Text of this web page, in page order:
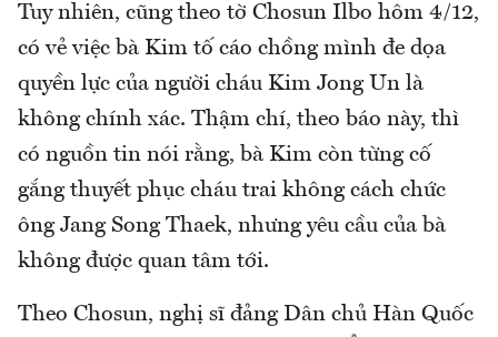
Tuy nhiên, cũng theo tờ Chosun Ilbo hôm 4/12,
có vẻ việc bà Kim tố cáo chồng mình đe dọa
quyền lực của người cháu Kim Jong Un là
không chính xác. Thậm chí, theo báo này, thì
có nguồn tin nói rằng, bà Kim còn từng cố
gắng thuyết phục cháu trai không cách chức
ông Jang Song Thaek, nhưng yêu cầu của bà
không được quan tâm tới.
Theo Chosun, nghị sĩ đảng Dân chủ Hàn Quốc